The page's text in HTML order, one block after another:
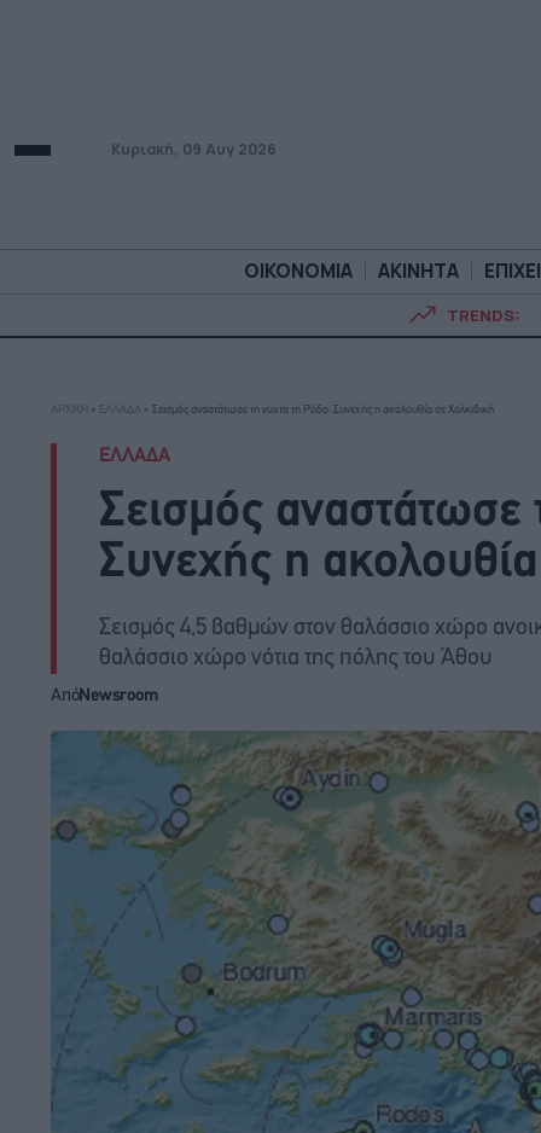
Κυριακή, 09 Αυγ 2026
ΟΙΚΟΝΟΜΙΑ ΑΚΙΝΗΤΑ
TRENDS:
ΟΙΚΟΝΟΜΙΑ ΑΚΙΝΗΤΑ
ΑΡΧΙΚΗ » ΕΛΛΑΔΑ » Σεισμός αναστάτωσε τη νύχτα τη Ρόδο: Συνεχής η ακολουθία σε Χαλκιδική
ΕΛΛΑΔΑ
Σεισμός αναστάτωσε
Συνεχής η
Σεισμός 4,5 βαθμών στον θαλάσσιο χώρο
θαλάσσιο χώρο νότια της πόλης του Άθου
ΑπόNewsroom